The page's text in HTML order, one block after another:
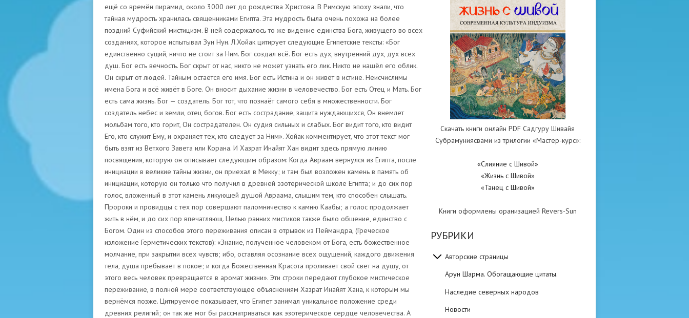
ещё со времён пирамид, около 3000 лет до рождества Христова. В Римскую эпоху знали, что
тайная мудрость хранилась священниками Египта. Эта мудрость была очень похожа на более
поздний Суфийский мистицизм. В ней содержалось то же видение единства Бога, живущего во всех
созданиях, которое испытывал Зун Нун. Л.Хойак цитирует следующие Египетские тексты: «Бог
единственно сущий, ничто не стоит за Ним. Бог создал всё. Бог есть дух, внутренний дух, дух всех
душ. Бог есть вечность. Бог скрыт от нас, никто не может узнать его лик. Никто не нашёл его облик.
Он скрыт от людей. Тайным остаётся его имя. Бог есть Истина и он живёт в истине. Неисчислимы
имена Бога и всё живёт в Боге. Он вносит дыхание жизни в человечество. Бог есть Отец и Мать. Бог
есть сама жизнь. Бог — создатель. Бог тот, что познаёт самого себя в множественности. Бог
создатель небес и земли, отец богов. Бог есть сострадание, защита нуждающихся, Он внемлет
мольбам того, кто горит, Он сострадателен. Он судия сильных и слабых. Бог видит того, кто видит
Его, кто служит Ему, и охраняет тех, кто следует за Ним». Хойак комментирует, что этот текст мог
быть взят из Ветхого Завета или Корана. И Хазрат Инайят Хан видит здесь прямую линию
посвящения, которую он описывает следующим образом: Когда Авраам вернулся из Египта, после
инициации в великие тайны жизни, он приехал в Мекку; и там был возложен камень в память об
инициации, которую он только что получил в древней эзотерической школе Египта; и до сих пор
голос, вложенный в этот камень ликующей душой Авраама, слышим тем, кто способен слышать.
Пророки и провидцы с тех пор совершают паломничество к камню Каабы; а голос продолжает
жить в нём, и до сих пор впечатляющ. Целью ранних мистиков также было общение, единство с
Богом. Один из способов этого переживания описан в отрывок из Пеймандра, (Греческое
изложение Герметических текстов): «Знание, полученное человеком от Бога, есть божественное
молчание, при закрытии всех чувств; ибо, оставляя осознание всех ощущений, каждого движения
тела, душа пребывает в покое; и когда Божественная Красота проливает свой свет на душу, от
этого весь человек превращается в аромат жизни». Эти строки передают глубокое мистическое
переживание, в полной мере соответствующее объяснениям Хазрат Инайят Хана, к которым мы
вернёмся позже. Цитируемое показывает, что Египет занимал уникальное положение среди
древних религий; он так же мог бы рассматриваться как эзотерическое сердце человечества. А
Скачать книги онлайн PDF Садгуру Шивайя
Субрамуниясвами из трилогии «Мастер-курс»:
«Слияние с Шивой»
«Жизнь с Шивой»
«Танец с Шивой»
Книги оформлены оранизацией Revers-Sun
РУБРИКИ
Авторские страницы
Арун Шарма. Обогащающие цитаты.
Наследие северных народов
Новости